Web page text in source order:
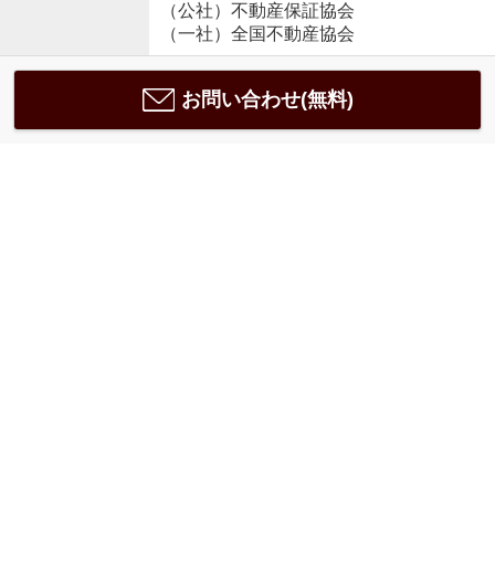
（公社）不動産保証協会
（一社）全国不動産協会
お問い合わせ(無料)